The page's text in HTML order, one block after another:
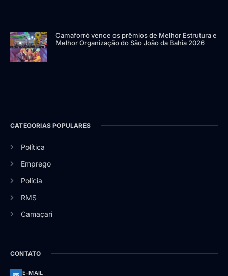
Camaforró vence os prêmios de Melhor Estrutura e
Melhor Organização do São João da Bahia 2026
CATEGORIAS POPULARES
Política
Emprego
Polícia
RMS
Camaçari
CONTATO
E-MAIL